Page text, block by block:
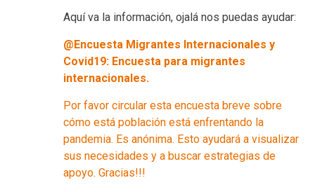
Aquí va la información, ojalá nos puedas ayudar:
@Encuesta Migrantes Internacionales y
Covid19: Encuesta para migrantes
internacionales.
Por favor circular esta encuesta breve sobre
cómo está población está enfrentando la
pandemia. Es anónima. Esto ayudará a visualizar
sus necesidades y a buscar estrategias de
apoyo. Gracias!!!